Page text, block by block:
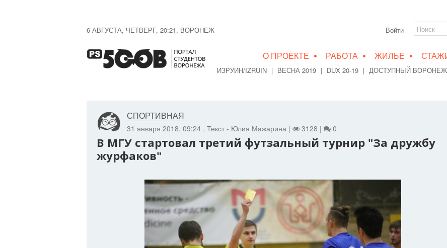
6 АВГУСТА, ЧЕТВЕРГ, 20:21, ВОРОНЕЖ Войти
О ПРОЕКТЕ • РАБОТА • ЖИЛЬЕ •
ИЗРУИН/IZRUIN | ВЕСНА 2019 | DUX 20-19 | ДОСТУПНЫЙ ВОРОНЕЖ
31 января 2018, 09:24 , Текст - Юлия Мажарина | 3128 | 0
СПОРТИВНАЯ
В МГУ стартовал третий футзальный турнир "За дружбу
журфаков"